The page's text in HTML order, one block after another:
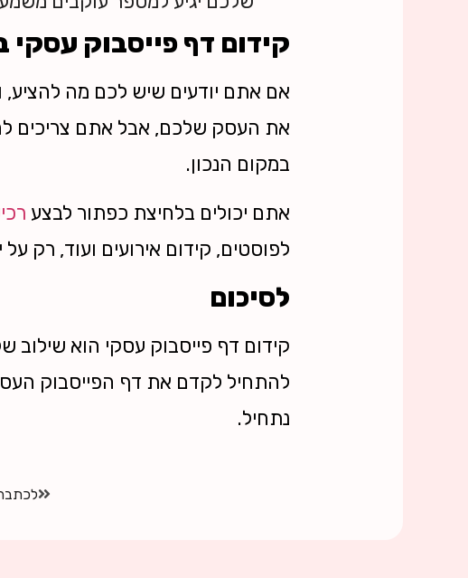
קידום דף פייסבוק עסקי
אם אתם יודעים שיש לכם מה
את העסק שלכם, אבל אתם צריכים
במקום הנכון.
אתם יכולים בלחיצת כפתור לבצע
לפוסטים, קידום אירועים ועוד, רק על
לסיכום
קידום דף פייסבוק עסקי הוא שילוב
להתחיל לקדם את דף הפייסבוק
נתחיל.